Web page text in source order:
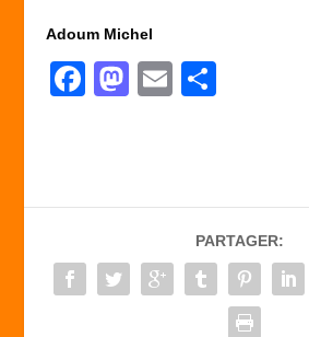
Adoum Michel
F
b
o
o
M
d
o
n
E
er
PARTAGER: